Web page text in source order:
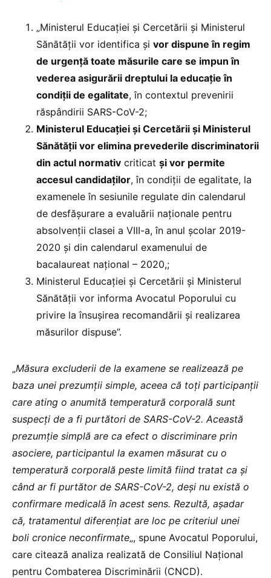
„Ministerul Educației și Cercetării și Ministerul
Sănătății vor identifica și vor dispune în regim
de urgență toate măsurile care se impun în
vederea asigurării dreptului la educație în
condiții de egalitate, în contextul prevenirii
răspândirii SARS-CoV-2;
Ministerul Educației și Cercetării și Ministerul
Sănătății vor elimina prevederile discriminatorii
din actul normativ criticat și vor permite
accesul candidaților, în condiții de egalitate, la
examenele în sesiunile regulate din calendarul
de desfăşurare a evaluării naţionale pentru
absolvenţii clasei a VIII-a, în anul şcolar 2019-
2020 și din calendarul examenului de
bacalaureat naţional – 2020,;
Ministerul Educației și Cercetării și Ministerul
Sănătății vor informa Avocatul Poporului cu
privire la însușirea recomandării și realizarea
măsurilor dispuse”.
„Măsura excluderii de la examene se realizează pe
baza unei prezumții simple, aceea că toți participanții
care ating o anumită temperatură corporală sunt
suspecți de a fi purtători de SARS-CoV-2. Această
prezumție simplă are ca efect o discriminare prin
asociere, participantul la examen măsurat cu o
temperatură corporală peste limită fiind tratat ca și
când ar fi purtător de SARS-CoV-2, deși nu există o
confirmare medicală în acest sens. Rezultă, așadar
că, tratamentul diferențiat are loc pe criteriul unei
boli cronice neconfirmate„, spune Avocatul Poporului,
care citează analiza realizată de Consiliul Național
pentru Combaterea Discriminării (CNCD).